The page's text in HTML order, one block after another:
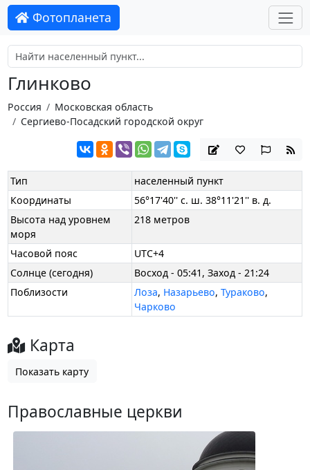
Фотопланета
Глинково
Россия
Московская область
Сергиево-Посадский городской округ
Тип
населенный пункт
Координаты
56°17'40'' с. ш. 38°11'21'' в. д.
Высота над уровнем
моря
218 метров
Часовой пояс
UTC+4
Солнце (сегодня)
Восход - 05:41, Заход - 21:24
Поблизости
Лоза, Назарьево,Тураково,
Чарково
Карта
Показать карту
Православные церкви